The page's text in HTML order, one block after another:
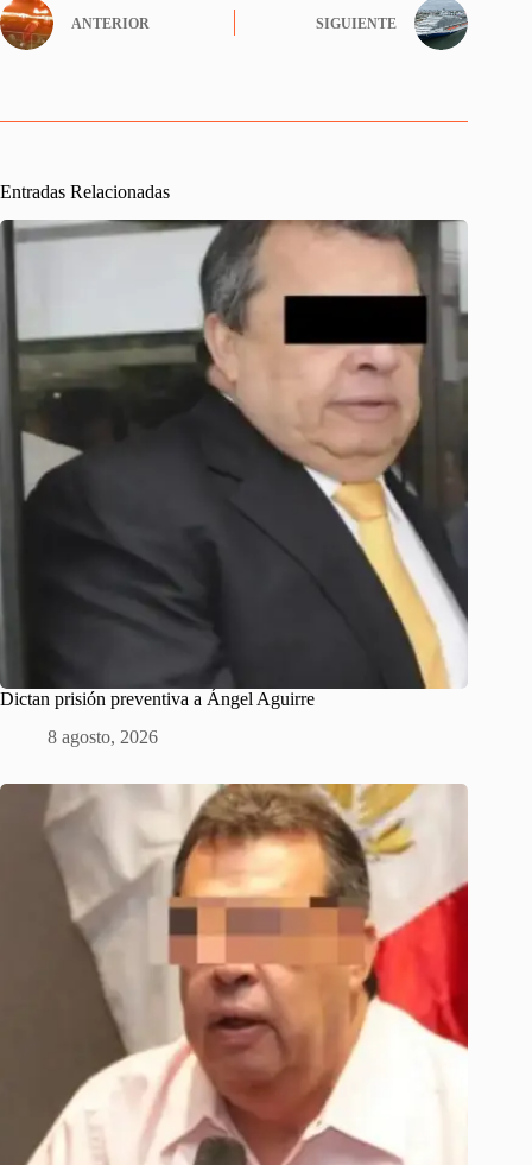
ANTERIOR SIGUIENTE
Entradas Relacionadas
Dictan prisión preventiva a Ángel Aguirre
8 agosto, 2026